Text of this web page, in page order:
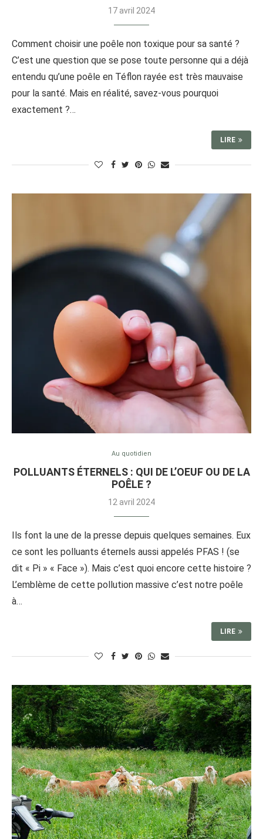
17 avril 2024
Comment choisir une poêle non toxique pour sa santé ?
C’est une question que se pose toute personne qui a déjà
entendu qu’une poêle en Téflon rayée est très mauvaise
pour la santé. Mais en réalité, savez-vous pourquoi
exactement ?…
LIRE
Au quotidien
POLLUANTS ÉTERNELS : QUI DE L’OEUF OU DE LA
POÊLE ?
12 avril 2024
Ils font la une de la presse depuis quelques semaines. Eux
ce sont les polluants éternels aussi appelés PFAS ! (se
dit « Pi » « Face »). Mais c’est quoi encore cette histoire ?
L’emblème de cette pollution massive c’est notre poêle
à…
LIRE